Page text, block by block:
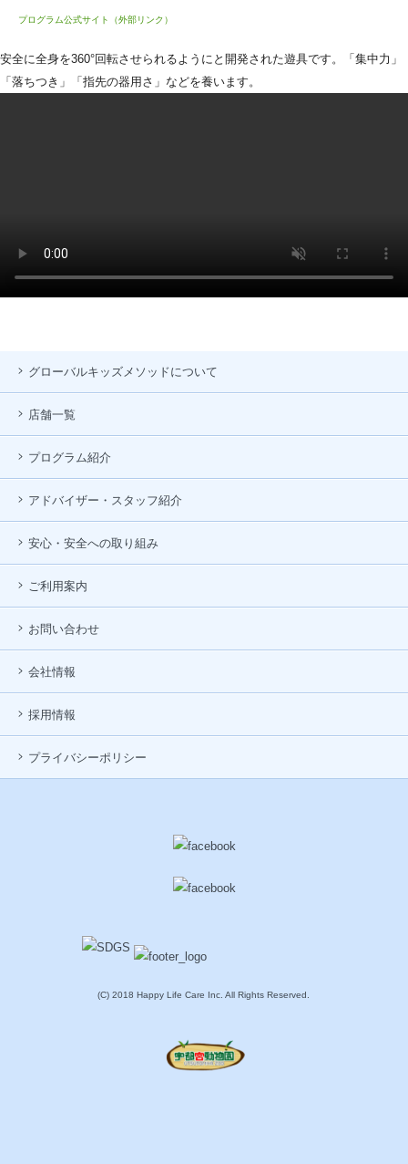
プログラム公式サイト（外部リンク）
安全に全身を360°回転させられるようにと開発された遊具です。「集中力」
「落ちつき」「指先の器用さ」などを養います。
グローバルキッズメソッドについて
店舗一覧
プログラム紹介
アドバイザー・スタッフ紹介
安心・安全への取り組み
ご利用案内
お問い合わせ
会社情報
採用情報
プライバシーポリシー
(C) 2018 Happy Life Care Inc. All Rights Reserved.